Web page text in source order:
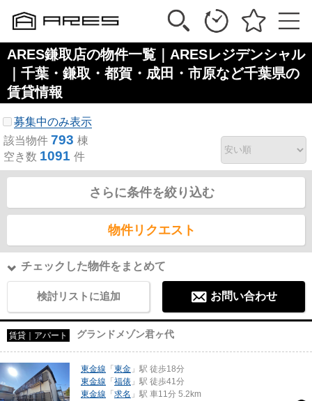
ARES鎌取店の物件一覧｜ARESレジデンシャル
｜千葉・鎌取・都賀・成田・市原など千葉県の
賃貸情報
募集中のみ表示
該当物件 793 棟
空き数 1091 件
さらに条件を絞り込む
物件リクエスト
チェックした物件をまとめて
検討リストに追加 お問い合わせ
賃貸｜アパート グランドメゾン君ヶ代
東金線 「 東金 」駅 徒歩18分
東金線 「 福俵 」駅 徒歩41分
東金線 「 求名 」駅 車11分 5.2km